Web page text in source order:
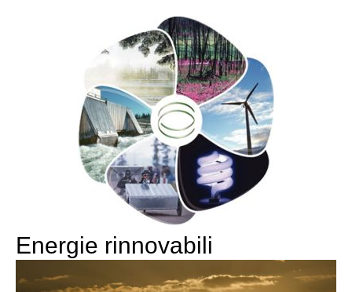
Energie rinnovabili